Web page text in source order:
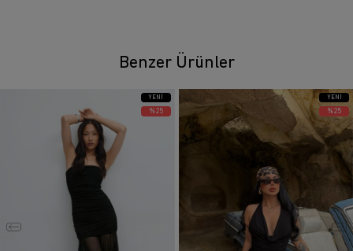
Benzer Ürünler
YENI
ÜRÜN
%25
YENI
ÜRÜN
%25